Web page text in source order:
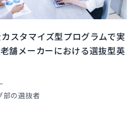
スタマイズ型プログラムで実
舗メーカーにおける選抜型英
部の選抜者